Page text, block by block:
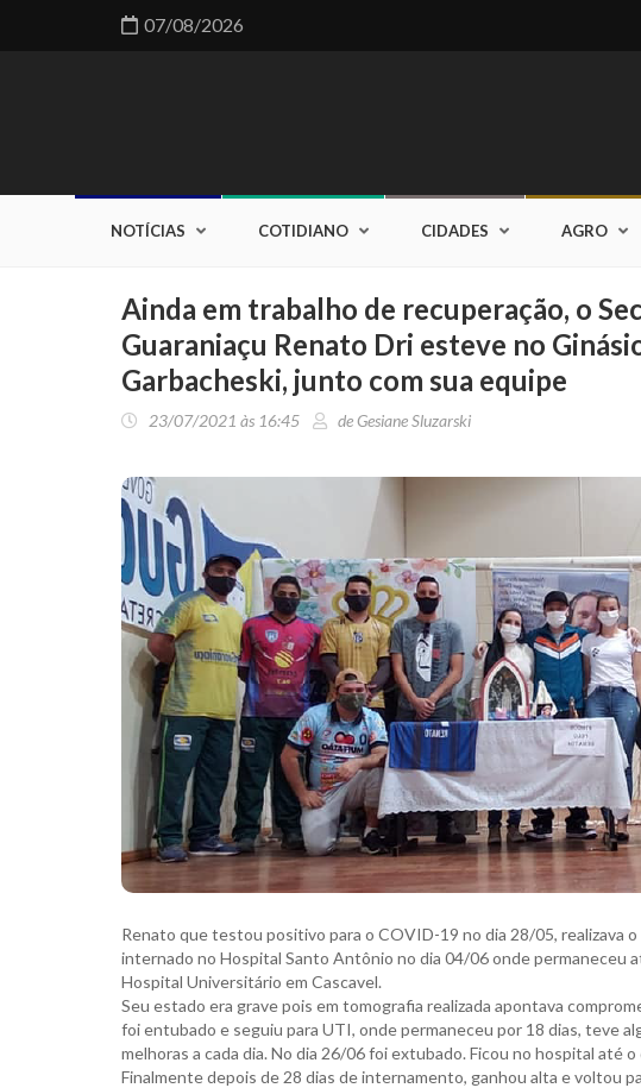
07/08/2026
NOTÍCIAS COTIDIANO CIDADES AGRO
Ainda em trabalho de recuperação, o
Guaraniaçu Renato Dri esteve no
Garbacheski, junto com sua equipe
23/07/2021 às 16:45 de Gesiane Sluzarski
Renato que testou positivo para o COVID-19 no dia 28/05, realizava
internado no Hospital Santo Antônio no dia 04/06 onde permaneceu
Hospital Universitário em Cascavel.
Seu estado era grave pois em tomografia realizada apontava
foi entubado e seguiu para UTI, onde permaneceu por 18 dias, teve
melhoras a cada dia. No dia 26/06 foi extubado. Ficou no hospital até
Finalmente depois de 28 dias de internamento, ganhou alta e voltou